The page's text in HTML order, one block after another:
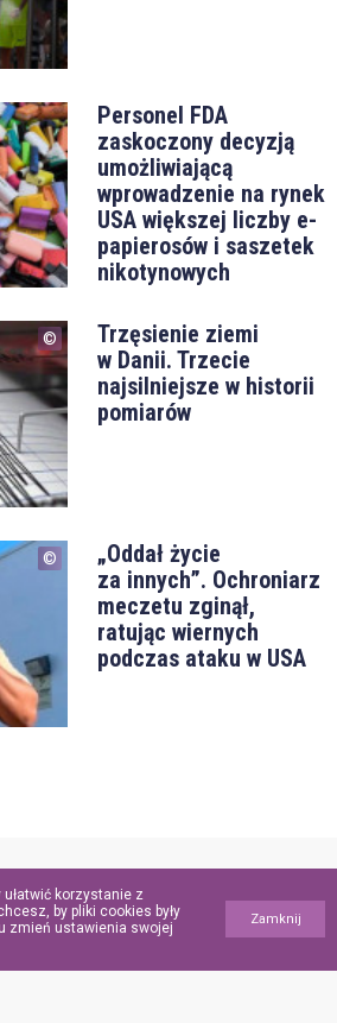
Personel FDA
zaskoczony decyzją
umożliwiającą
wprowadzenie na rynek
USA większej liczby e-
papierosów i saszetek
nikotynowych
Trzęsienie ziemi
w Danii. Trzecie
najsilniejsze w historii
pomiarów
„Oddał życie
za innych”. Ochroniarz
meczetu zginął,
ratując wiernych
podczas ataku w USA
ułatwić korzystanie z
by pliki cookies były
zmień ustawienia swojej
Zamknij